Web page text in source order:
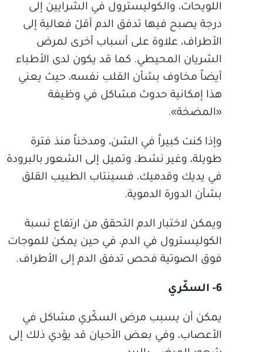
اللويحات، والكوليسترول في الشرايين إلى
درجة يصبح فيها تدفق الدم أقلّ فعالية إلى
الأطراف، علاوة على أسباب أخرى لمرض
الشريان المحيطي. كما قد يكون لدى الأطباء
أيضاً مخاوف بشأن القلب نفسه، حيث يعني
هذا إمكانية حدوث مشاكل في وظيفة
«المضخة».
وإذا كنت كبيراً في السّن، ومدخناً منذ فترة
طويلة، وغير نشط، وتميل إلى الشعور بالبرودة
في يديك وقدميك، فسينتاب الطبيب القلق
بشأن الدورة الدموية.
ويمكن لاختبار الدم التحقق من ارتفاع نسبة
الكوليسترول في الدم، في حين يمكن للموجات
فوق الصوتية فحص تدفق الدم إلى الأطراف.
6- السكّري
يمكن أن يسبب مرض السكّري مشاكل في
الأعصاب، وفي بعض الأحيان قد يؤدي ذلك إلى